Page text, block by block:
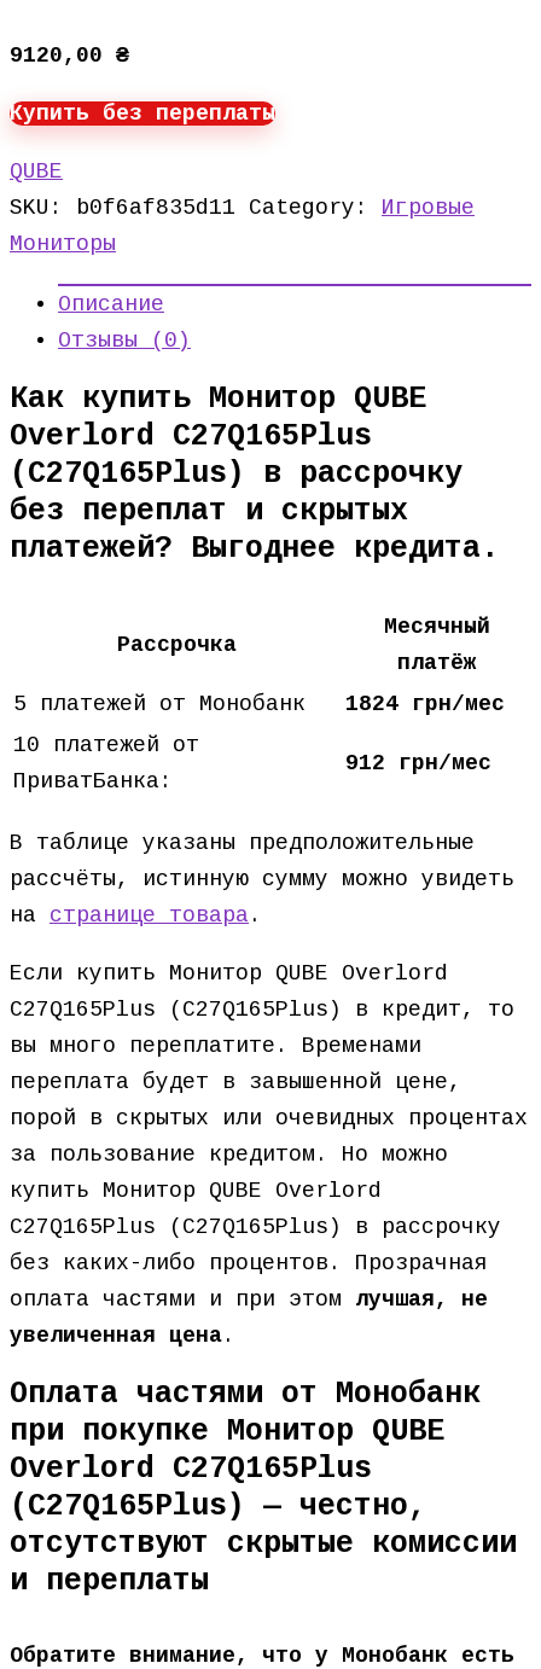
9120,00 ₴
Купить без переплаты
QUBE
SKU: b0f6af835d11 Category: Игровые
Мониторы
Описание
Отзывы (0)
Как купить Монитор QUBE
Overlord C27Q165Plus
(C27Q165Plus) в рассрочку
без переплат и скрытых
платежей? Выгоднее кредита.
Рассрочка
Месячный
платёж
5 платежей от Монобанк
1824 грн/мес
10 платежей от
ПриватБанка:
912 грн/мес
В таблице указаны предположительные
рассчёты, истинную сумму можно увидеть
на странице товара .
Если купить Монитор QUBE Overlord
C27Q165Plus (C27Q165Plus) в кредит, то
вы много переплатите. Временами
переплата будет в завышенной цене,
порой в скрытых или очевидных процентах
за пользование кредитом. Но можно
купить Монитор QUBE Overlord
C27Q165Plus (C27Q165Plus) в рассрочку
без каких-либо процентов. Прозрачная
оплата частями и при этом лучшая, не
увеличенная цена .
Оплата частями от Монобанк
при покупке Монитор QUBE
Overlord C27Q165Plus
(C27Q165Plus) — честно,
отсутствуют скрытые комиссии
и переплаты
Обратите внимание, что у Монобанк есть